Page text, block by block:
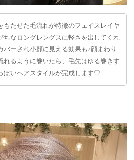
もたせた毛流れが特徴のフェイスレイヤ
ちなロングレングスに軽さを出してくれ
ーされ小顔に見える効果も♪顔まわり
れるように巻いたら、毛先はゆる巻きす
ぽいヘアスタイルが完成します♡